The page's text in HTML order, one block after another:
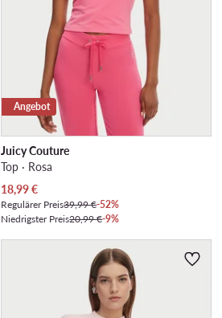
Angebot
Juicy Couture
Top · Rosa
Aktueller Preis
18,99€
Regulärer Preis39,99 €-52%
Niedrigster Preis20,99 €-9%